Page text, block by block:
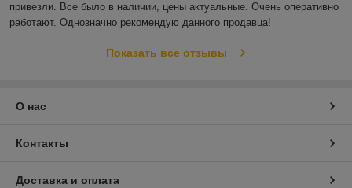
привезли. Все было в наличии, цены актуальные. Очень оперативно
работают. Однозначно рекомендую данного продавца!
Показать все отзывы
О нас
Контакты
Доставка и оплата